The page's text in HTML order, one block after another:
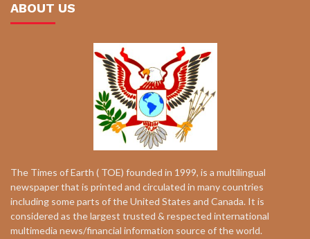
ABOUT US
The Times of Earth ( TOE) founded in 1999, is a multilingual
newspaper that is printed and circulated in many countries
including some parts of the United States and Canada. It is
considered as the largest trusted & respected international
multimedia news/financial information source of the world.